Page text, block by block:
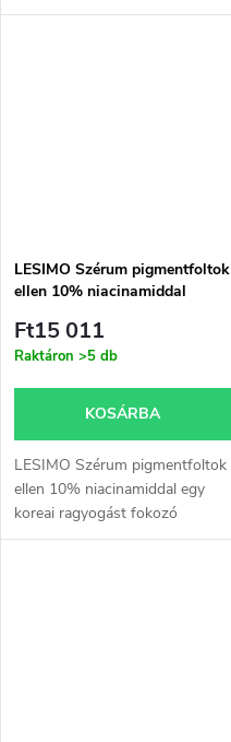
amely regeneráló és nyugtató
LESIMO Szérum pigmentfoltok
ellen 10% niacinamiddal
Ft15 011
Raktáron >5 db
KOSÁRBA
LESIMO Szérum pigmentfoltok
ellen 10% niacinamiddal egy
koreai ragyogást fokozó
szérum 10% niacinamiddal,